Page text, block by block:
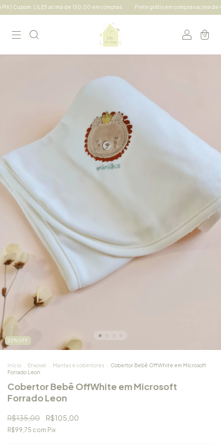
acima de 150,00 em compras Frete grátis em compras acima de 490,00 Sul
0
22 % OFF
Início Enxoval Mantas e cobertores
Cobertor Bebê OffWhite em Microsoft
Forrado Leon
Cobertor Bebê OffWhite em Microsoft
Forrado Leon
R$135,00 R$105,00
R$99,75 com Pix